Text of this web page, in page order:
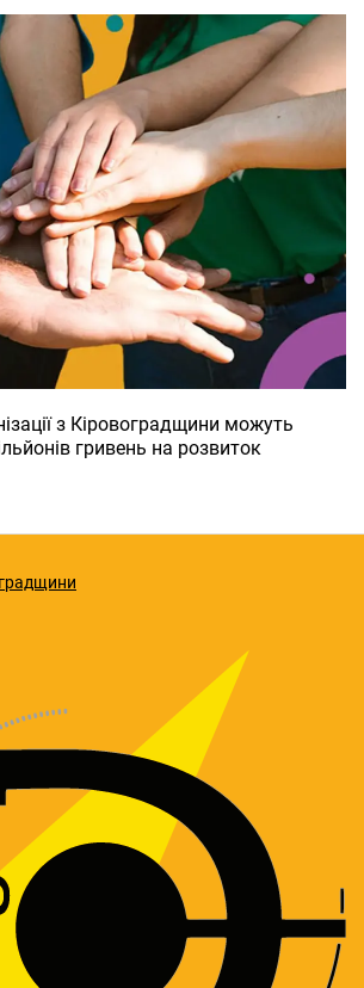
з Кіровоградщини можуть
гривень на розвиток